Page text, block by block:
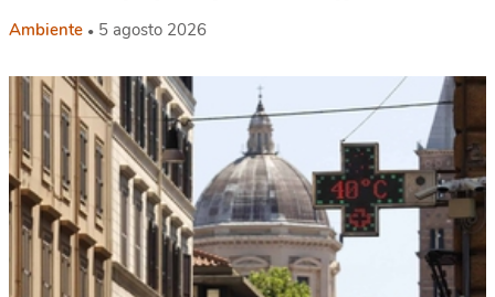
Ambiente 5 agosto 2026